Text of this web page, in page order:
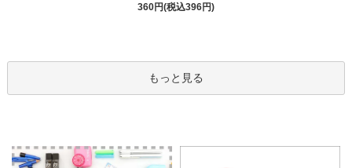
360円(税込396円)
もっと見る